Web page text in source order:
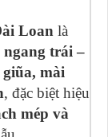
Loan là
ngang trái –
giũa, mài
, đặc biệt hiệu
mép và